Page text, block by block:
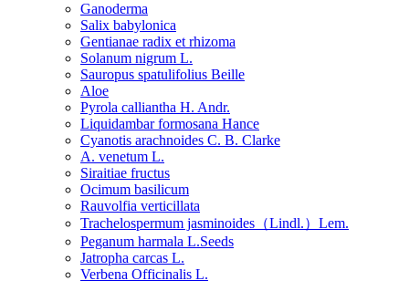
Ganoderma
Salix babylonica
Gentianae radix et rhizoma
Solanum nigrum L.
Sauropus spatulifolius Beille
Aloe
Pyrola calliantha H. Andr.
Liquidambar formosana Hance
Cyanotis arachnoides C. B. Clarke
A. venetum L.
Siraitiae fructus
Ocimum basilicum
Rauvolfia verticillata
Trachelospermum jasminoides（Lindl.）Lem.
Peganum harmala L.Seeds
Jatropha carcas L.
Verbena Officinalis L.